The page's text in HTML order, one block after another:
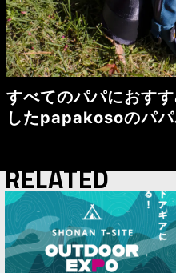
すべてのパパにおす
したpapakosoのパ
RELATED